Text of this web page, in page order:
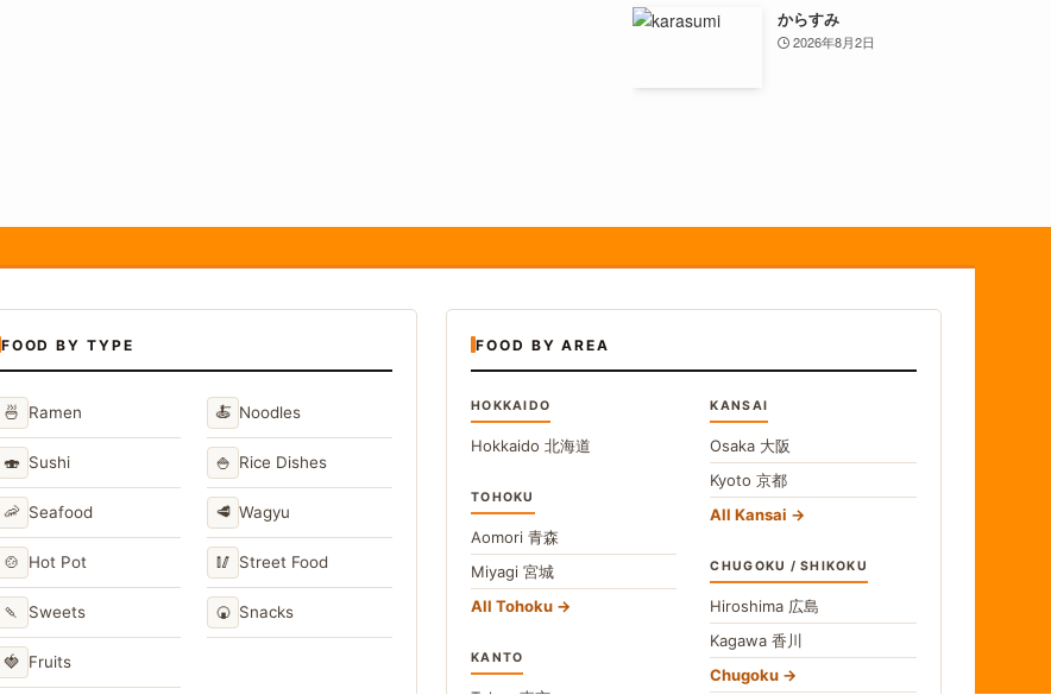
からすみ
2026年8月2日
FOOD BY TYPE
🍜 Ramen 🍝 Noodles
🍣 Sushi 🍚 Rice Dishes
🦐 Seafood 🥩 Wagyu
🍲 Hot Pot 🥢 Street Food
🍡 Sweets 🍘 Snacks
🍓 Fruits
FOOD BY AREA
HOKKAIDO
Hokkaido 北海道
TOHOKU
Aomori 青森
Miyagi 宮城
All Tohoku
KANTO
KANSAI
Osaka 大阪
Kyoto京都
All Kansai
CHUGOKU / SHIKOKU
Hiroshima 広島
Kagawa香川
Chugoku